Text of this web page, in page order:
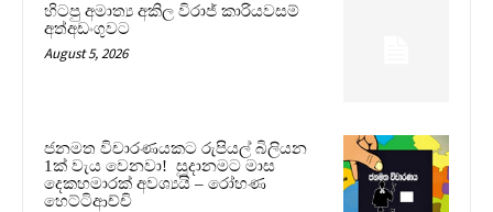
හිටපු අමාත්‍ය අකිල විරාජ් කාරියවසම්
අත්අඩංගුවට
August 5, 2026
ජනමත විචාරණයකට රුපියල් බිලියන
1ක් වැය වෙනවා! සූදානමට මාස
දෙකහමාරක් අවශ්‍යයි – රෝහණ
හෙට්ටිආච්චි